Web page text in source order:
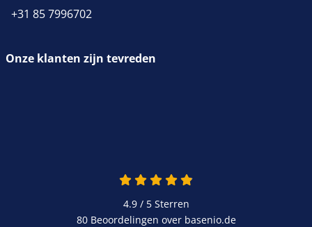
+31 85 7996702
Onze klanten zijn tevreden
4.9 / 5Sterren
80 Beoordelingen over basenio.de